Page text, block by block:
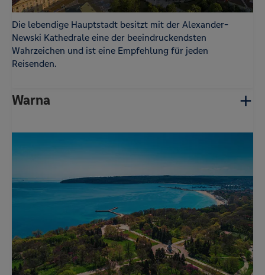
Die lebendige Hauptstadt besitzt mit der Alexander-
Newski Kathedrale eine der beeindruckendsten
Wahrzeichen und ist eine Empfehlung für jeden
Reisenden.
Warna